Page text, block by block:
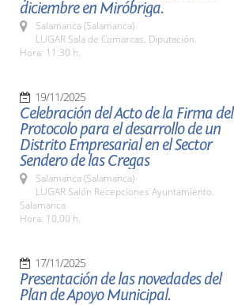
diciembre en Miróbriga.
Salamanca (Salamanca)
LUGAR Sala de Comarcas. Diputación.
Hora: 11:30 h.
19/11/2025
Celebración del Acto de la Firma del
Protocolo para el desarrollo de un
Distrito Empresarial en el Sector
Sendero de las Cregas
Salamanca (Salamanca)
LUGAR Salón Recepciones Ayuntamiento.
Salamanca
Hora: 10,00 h.
17/11/2025
Presentación de las novedades del
Plan de Apoyo Municipal.